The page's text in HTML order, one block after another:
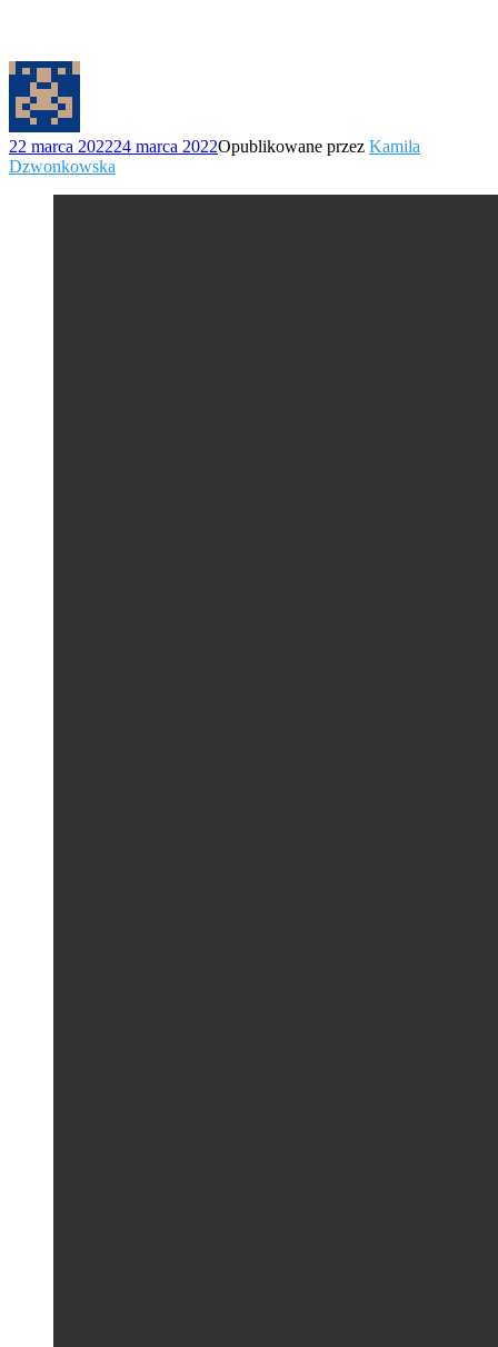
22 marca 202224 marca 2022Opublikowane przez Kamila
Dzwonkowska